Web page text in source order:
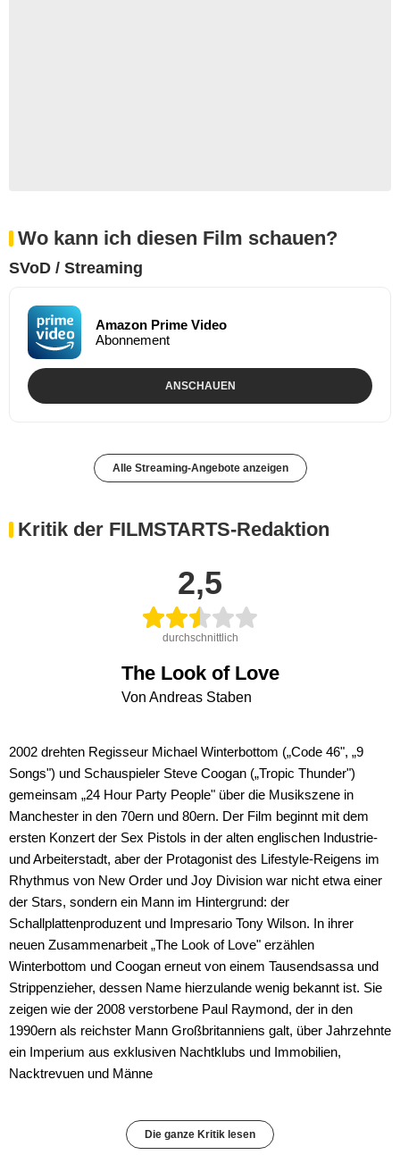
Wo kann ich diesen Film schauen?
SVoD / Streaming
Amazon Prime Video
Abonnement
ANSCHAUEN
Alle Streaming-Angebote anzeigen
Kritik der FILMSTARTS-Redaktion
2,5
durchschnittlich
The Look of Love
Von Andreas Staben
2002 drehten Regisseur Michael Winterbottom („Code 46", „9
Songs") und Schauspieler Steve Coogan („Tropic Thunder")
gemeinsam „24 Hour Party People" über die Musikszene in
Manchester in den 70ern und 80ern. Der Film beginnt mit dem
ersten Konzert der Sex Pistols in der alten englischen Industrie-
und Arbeiterstadt, aber der Protagonist des Lifestyle-Reigens im
Rhythmus von New Order und Joy Division war nicht etwa einer
der Stars, sondern ein Mann im Hintergrund: der
Schallplattenproduzent und Impresario Tony Wilson. In ihrer
neuen Zusammenarbeit „The Look of Love" erzählen
Winterbottom und Coogan erneut von einem Tausendsassa und
Strippenzieher, dessen Name hierzulande wenig bekannt ist. Sie
zeigen wie der 2008 verstorbene Paul Raymond, der in den
1990ern als reichster Mann Großbritanniens galt, über Jahrzehnte
ein Imperium aus exklusiven Nachtklubs und Immobilien,
Nacktrevuen und Männe
Die ganze Kritik lesen